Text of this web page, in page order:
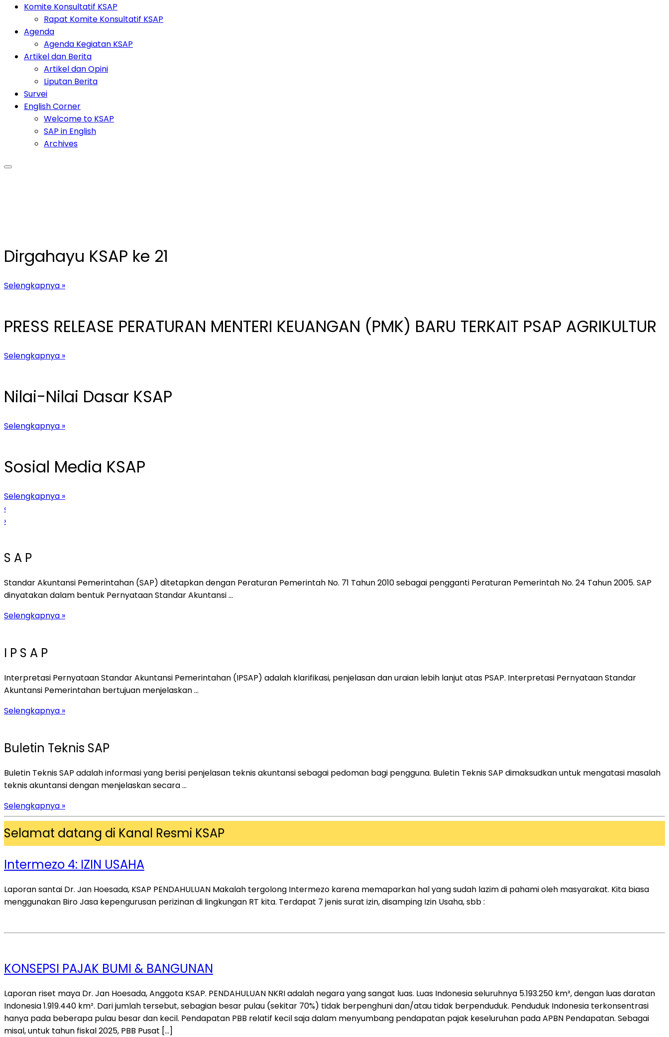
Komite Konsultatif KSAP
Rapat Komite Konsultatif KSAP
Agenda
Agenda Kegiatan KSAP
Artikel dan Berita
Artikel dan Opini
Liputan Berita
Survei
English Corner
Welcome to KSAP
SAP in English
Archives
Dirgahayu KSAP ke 21
Selengkapnya »
PRESS RELEASE PERATURAN MENTERI KEUANGAN (PMK) BARU TERKAIT PSAP AGRIKULTUR
Selengkapnya »
Nilai-Nilai Dasar KSAP
Selengkapnya »
Sosial Media KSAP
Selengkapnya »
‹
›
S A P
Standar Akuntansi Pemerintahan (SAP) ditetapkan dengan Peraturan Pemerintah No. 71 Tahun 2010 sebagai pengganti Peraturan Pemerintah No. 24 Tahun 2005. SAP
dinyatakan dalam bentuk Pernyataan Standar Akuntansi ...
Selengkapnya »
I P S A P
Interpretasi Pernyataan Standar Akuntansi Pemerintahan (IPSAP) adalah klarifikasi, penjelasan dan uraian lebih lanjut atas PSAP. Interpretasi Pernyataan Standar
Akuntansi Pemerintahan bertujuan menjelaskan ...
Selengkapnya »
Buletin Teknis SAP
Buletin Teknis SAP adalah informasi yang berisi penjelasan teknis akuntansi sebagai pedoman bagi pengguna. Buletin Teknis SAP dimaksudkan untuk mengatasi masalah
teknis akuntansi dengan menjelaskan secara ...
Selengkapnya »
Selamat datang di Kanal Resmi KSAP
Intermezo 4: IZIN USAHA
Laporan santai Dr. Jan Hoesada, KSAP PENDAHULUAN Makalah tergolong Intermezo karena memaparkan hal yang sudah lazim di pahami oleh masyarakat. Kita biasa
menggunakan Biro Jasa kepengurusan perizinan di lingkungan RT kita. Terdapat 7 jenis surat izin, disamping Izin Usaha, sbb :
KONSEPSI PAJAK BUMI & BANGUNAN
Laporan riset maya Dr. Jan Hoesada, Anggota KSAP. PENDAHULUAN NKRI adalah negara yang sangat luas. Luas Indonesia seluruhnya 5.193.250 km², dengan luas daratan
Indonesia 1.919.440 km². Dari jumlah tersebut, sebagian besar pulau (sekitar 70%) tidak berpenghuni dan/atau tidak berpenduduk. Penduduk Indonesia terkonsentrasi
hanya pada beberapa pulau besar dan kecil. Pendapatan PBB relatif kecil saja dalam menyumbang pendapatan pajak keseluruhan pada APBN Pendapatan. Sebagai
misal, untuk tahun fiskal 2025, PBB Pusat […]